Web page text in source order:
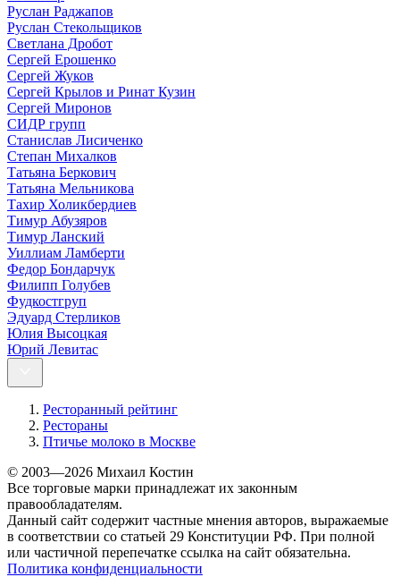
Руслан Раджапов
Руслан Стекольщиков
Светлана Дробот
Сергей Ерошенко
Сергей Жуков
Сергей Крылов и Ринат Кузин
Сергей Миронов
СИДР групп
Станислав Лисиченко
Степан Михалков
Татьяна Беркович
Татьяна Мельникова
Тахир Холикбердиев
Тимур Абузяров
Тимур Ланский
Уиллиам Ламберти
Федор Бондарчук
Филипп Голубев
Фудкостгруп
Эдуард Стерликов
Юлия Высоцкая
Юрий Левитас
Ресторанный рейтинг
Рестораны
Птичье молоко в Москве
© 2003—2026 Михаил Костин
Все торговые марки принадлежат их законным
правообладателям.
Данный сайт содержит частные мнения авторов, выражаемые
в соответствии со статьей 29 Конституции РФ. При полной
или частичной перепечатке ссылка на сайт обязательна.
Политика конфиденциальности